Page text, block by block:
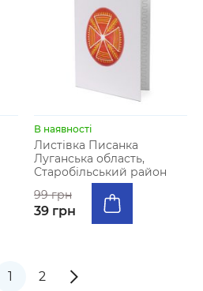
В наявності
Листівка Писанка
Луганська область,
Старобільський район
99 грн
39 грн
1 2